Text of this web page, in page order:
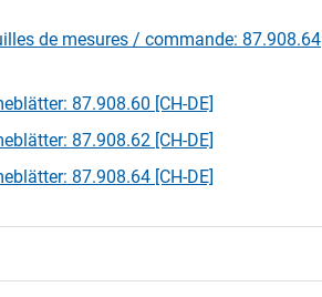
de mesures / commande: 87.908.64
87.908.60 [CH-DE]
87.908.62 [CH-DE]
87.908.64 [CH-DE]